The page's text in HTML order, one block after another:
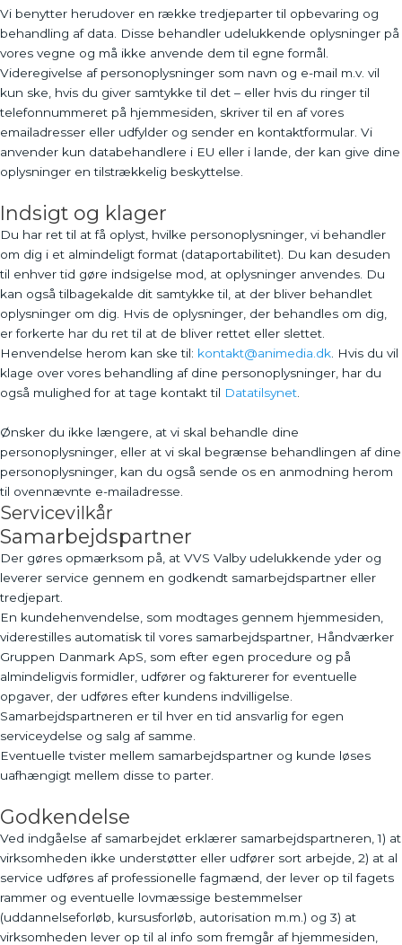
Vi benytter herudover en række tredjeparter til opbevaring og
behandling af data. Disse behandler udelukkende oplysninger på
vores vegne og må ikke anvende dem til egne formål.
Videregivelse af personoplysninger som navn og e-mail m.v. vil
kun ske, hvis du giver samtykke til det – eller hvis du ringer til
telefonnummeret på hjemmesiden, skriver til en af vores
emailadresser eller udfylder og sender en kontaktformular. Vi
anvender kun databehandlere i EU eller i lande, der kan give dine
oplysninger en tilstrækkelig beskyttelse.
Indsigt og klager
Du har ret til at få oplyst, hvilke personoplysninger, vi behandler
om dig i et almindeligt format (dataportabilitet). Du kan desuden
til enhver tid gøre indsigelse mod, at oplysninger anvendes. Du
kan også tilbagekalde dit samtykke til, at der bliver behandlet
oplysninger om dig. Hvis de oplysninger, der behandles om dig,
er forkerte har du ret til at de bliver rettet eller slettet.
Henvendelse herom kan ske til: kontakt@animedia.dk . Hvis du vil
klage over vores behandling af dine personoplysninger, har du
også mulighed for at tage kontakt til Datatilsynet
Ønsker du ikke længere, at vi skal behandle dine
personoplysninger, eller at vi skal begrænse behandlingen af dine
personoplysninger, kan du også sende os en anmodning herom
til ovennævnte e-mailadresse.
Servicevilkår
Samarbejdspartner
Der gøres opmærksom på, at VVS Valby udelukkende yder og
leverer service gennem en godkendt samarbejdspartner eller
tredjepart.
En kundehenvendelse, som modtages gennem hjemmesiden,
viderestilles automatisk til vores samarbejdspartner, Håndværker
Gruppen Danmark ApS, som efter egen procedure og på
almindeligvis formidler, udfører og fakturerer for eventuelle
opgaver, der udføres efter kundens indvilligelse.
Samarbejdspartneren er til hver en tid ansvarlig for egen
serviceydelse og salg af samme.
Eventuelle tvister mellem samarbejdspartner og kunde løses
uafhængigt mellem disse to parter.
Godkendelse
Ved indgåelse af samarbejdet erklærer samarbejdspartneren, 1) at
virksomheden ikke understøtter eller udfører sort arbejde, 2) at al
service udføres af professionelle fagmænd, der lever op til fagets
rammer og eventuelle lovmæssige bestemmelser
(uddannelseforløb, kursusforløb, autorisation m.m.) og 3) at
virksomheden lever op til al info som fremgår af hjemmesiden,